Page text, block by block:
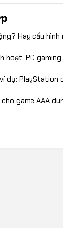
Hay cấu hình
PC gaming
dụ: PlayStation
game AAA